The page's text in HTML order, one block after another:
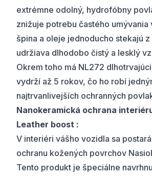
extrémne odolný, hydrofóbny
znižuje potrebu častého umývania
špina a oleje jednoducho stekajú
udržiava dlhodobo čistý a lesklý
Okrem toho má NL272
vydrží až 5 rokov, čo ho robí
najtrvanlivejších ochranných
Nanokeramická ochrana
Leather boost :
V interiéri vášho vozidla sa
ochranu kožených povrchov
Tento produkt je špeciálne